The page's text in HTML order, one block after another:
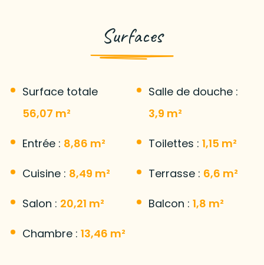
Surfaces
Surface totale
56,07 m²
Entrée : 8,86 m²
Cuisine : 8,49 m²
Salon : 20,21 m²
Chambre : 13,46 m²
Salle de douche :
3,9 m²
Toilettes : 1,15 m²
Terrasse : 6,6 m²
Balcon : 1,8 m²